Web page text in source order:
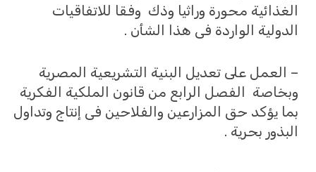
الغذائية محورة وراثيا وذك وفقا للاتفاقيات
الدولية الواردة فى هذا الشأن .
– العمل على تعديل البنية التشريعية المصرية
وبخاصة الفصل الرابع من قانون الملكية الفكرية
بما يؤكد حق المزارعين والفلاحين فى إنتاج وتداول
البذور بحرية .